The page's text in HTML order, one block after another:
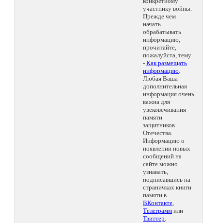
участнику войны.
Прежде чем
начать
обрабатывать
информацию,
прочитайте,
пожалуйста, тему
- Как размещать
информацию.
Любая Ваша
дополнительная
информация очень
важна для
увековечивания
памяти
защитников
Отечества.
Информацию о
появлении новых
сообщений на
сайте можно
узнавать,
подписавшись на
страничках книги
памяти в
ВКонтакте,
Телеграмм или
Твиттер.